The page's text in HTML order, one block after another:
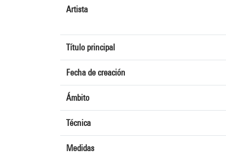
Artista
Título principal
Fecha de creación
Ámbito
Técnica
Medidas